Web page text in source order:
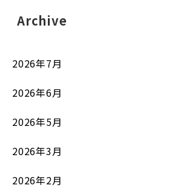
Archive
2026年7月
2026年6月
2026年5月
2026年3月
2026年2月